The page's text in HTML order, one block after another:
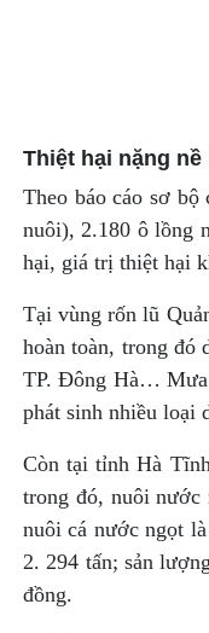
Thiệt hại nặng nề
Theo báo cáo sơ
nuôi), 2.180 ô lồng
hại, giá trị thiệt hại
Tại vùng rốn lũ
hoàn toàn, trong đó
TP. Đông Hà… Mưa
phát sinh nhiều loại
Còn tại tỉnh Hà
trong đó, nuôi nước
nuôi cá nước ngọt
2. 294 tấn; sản
đồng.